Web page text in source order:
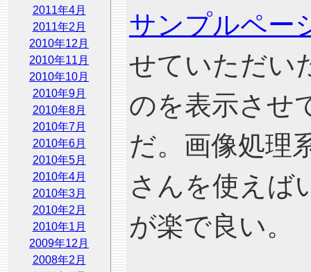
2011年4月
2011年2月
2010年12月
2010年11月
2010年10月
2010年9月
2010年8月
2010年7月
2010年6月
2010年5月
2010年4月
2010年3月
2010年2月
2010年1月
2009年12月
2008年2月
サンプルペー
せていただい
のを表示させ
だ。画像処理
さんを使えば
が楽で良い。